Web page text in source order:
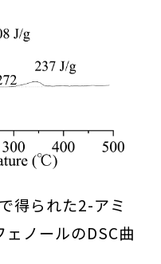
得られた2-アミ
ノールのDSC曲